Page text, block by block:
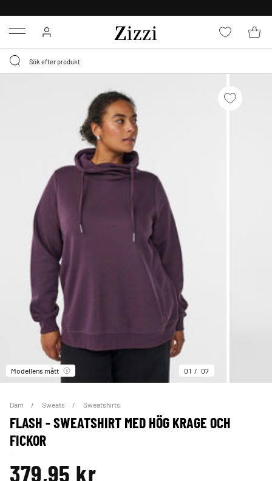
Menu
Modellens mått 01 07
Dam Sweats Sweatshirts
FLASH - SWEATSHIRT MED HÖG KRAGE OCH
FICKOR
379,95 kr